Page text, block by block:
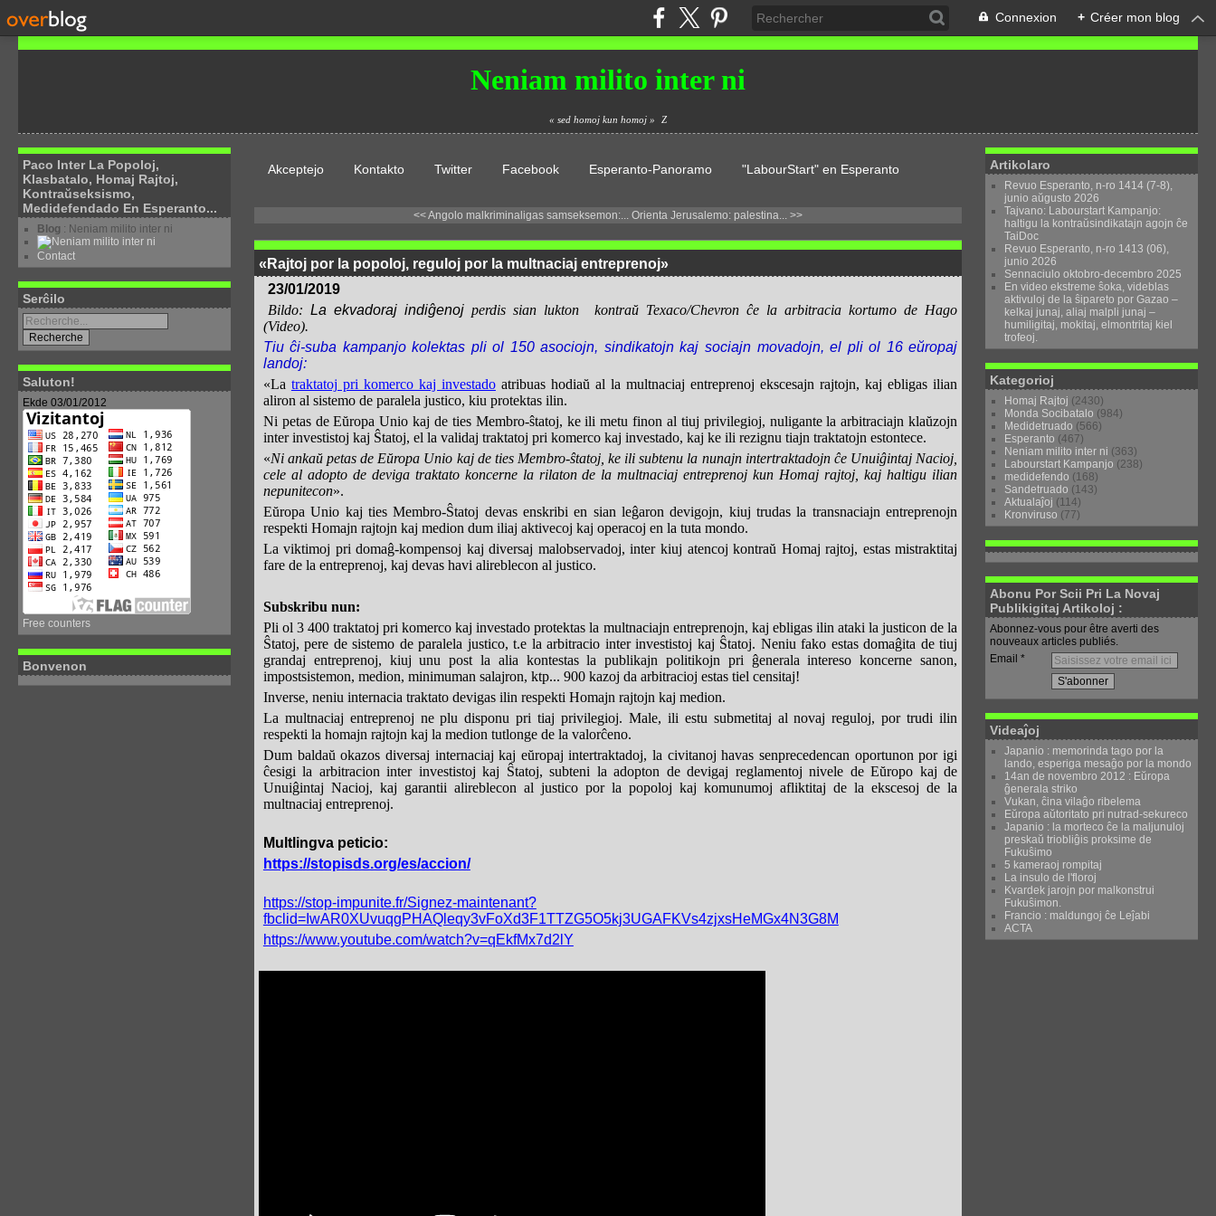
Connexion + Créer mon blog
Neniam milito inter ni
« sed homoj kun homoj » Z
Paco Inter La Popoloj,
Klasbatalo, Homaj Rajtoj,
Kontraŭseksismo,
Medidefendado En Esperanto...
Blog : Neniam milito inter ni
Contact
Serĉilo
Saluton!
Ekde 03/01/2012
Free counters
Bonvenon
Akceptejo Kontakto Twitter Facebook Esperanto-Panoramo "LabourStart" en Esperanto
<< Angolo malkriminaligas samseksemon:... Orienta Jerusalemo: palestina... >>
«Rajtoj por la popoloj, reguloj por la multnaciaj entreprenoj»
23/01/2019
Bildo: La ekvadoraj indiĝenojperdis sian lukton kontraŭ Texaco/Chevron ĉe la arbitracia kortumo de Hago
(Video).
Tiu ĉi-suba kampanjo kolektas pli ol 150 asociojn, sindikatojn kaj sociajn movadojn, el pli ol 16 eŭropaj
landoj:
«La traktatoj pri komerco kaj investadoatribuas hodiaŭ al la multnaciaj entreprenoj ekscesajn rajtojn, kaj ebligas ilian
aliron al sistemo de paralela justico, kiu protektas ilin.
Ni petas de Eŭropa Unio kaj de ties Membro-ŝtatoj, ke ili metu finon al tiuj privilegioj, nuligante la arbitraciajn klaŭzojn
inter investistoj kaj Ŝtatoj, el la validaj traktatoj pri komerco kaj investado, kaj ke ili rezignu tiajn traktatojn estontece.
«Ni ankaŭ petas de Eŭropa Unio kaj de ties Membro-ŝtatoj, ke ili subtenu la nunajn intertraktadojn ĉe Unuiĝintaj Nacioj,
cele al adopto de deviga traktato koncerne la rilaton de la multnaciaj entreprenoj kun Homaj rajtoj, kaj haltigu ilian
nepunitecon».
Eŭropa Unio kaj ties Membro-Ŝtatoj devas enskribi en sian leĝaron devigojn, kiuj trudas la transnaciajn entreprenojn
respekti Homajn rajtojn kaj medion dum iliaj aktivecoj kaj operacoj en la tuta mondo.
La viktimoj pri domaĝ-kompensoj kaj diversaj malobservadoj, inter kiuj atencoj kontraŭ Homaj rajtoj, estas mistraktitaj
fare de la entreprenoj, kaj devas havi alireblecon al justico.
Subskribu nun:
Pli ol 3 400 traktatoj pri komerco kaj investado protektas la multnaciajn entreprenojn, kaj ebligas ilin ataki la justicon de la
Ŝtatoj, pere de sistemo de paralela justico, t.e la arbitracio inter investistoj kaj Ŝtatoj. Neniu fako estas domaĝita de tiuj
grandaj entreprenoj, kiuj unu post la alia kontestas la publikajn politikojn pri ĝenerala intereso koncerne sanon,
impostsistemon, medion, minimuman salajron, ktp... 900 kazoj da arbitracioj estas tiel censitaj!
Inverse, neniu internacia traktato devigas ilin respekti Homajn rajtojn kaj medion.
La multnaciaj entreprenoj ne plu disponu pri tiaj privilegioj. Male, ili estu submetitaj al novaj reguloj, por trudi ilin
respekti la homajn rajtojn kaj la medion tutlonge de la valorĉeno.
Dum baldaŭ okazos diversaj internaciaj kaj eŭropaj intertraktadoj, la civitanoj havas senprecedencan oportunon por igi
ĉesigi la arbitracion inter investistoj kaj Ŝtatoj, subteni la adopton de devigaj reglamentoj nivele de Eŭropo kaj de
Unuiĝintaj Nacioj, kaj garantii alireblecon al justico por la popoloj kaj komunumoj afliktitaj de la ekscesoj de la
multnaciaj entreprenoj.
Multlingva peticio:
https://stopisds.org/es/accion/
https://stop-impunite.fr/Signez-maintenant?
fbclid=IwAR0XUvuqgPHAQleqy3vFoXd3F1TTZG5O5kj3UGAFKVs4zjxsHeMGx4N3G8M
https://www.youtube.com/watch?v=qEkfMx7d2lY
Artikolaro
Revuo Esperanto, n-ro 1414 (7-8),
junio aŭgusto 2026
Tajvano: Labourstart Kampanjo:
haltigu la kontraŭsindikatajn agojn ĉe
TaiDoc
Revuo Esperanto, n-ro 1413 (06),
junio 2026
Sennaciulo oktobro-decembro 2025
En video ekstreme ŝoka, videblas
aktivuloj de la ŝipareto por Gazao –
kelkaj junaj, aliaj malpli junaj –
humiligitaj, mokitaj, elmontritaj kiel
trofeoj.
Kategorioj
Homaj Rajtoj (2430)
Monda Socibatalo (984)
Medidetruado (566)
Esperanto (467)
Neniam milito inter ni (363)
Labourstart Kampanjo (238)
medidefendo (168)
Sandetruado (143)
Aktualaĵoj (114)
Kronviruso (77)
Abonu Por Scii Pri La Novaj
Publikigitaj Artikoloj :
Abonnez-vous pour être averti des
nouveaux articles publiés.
Email
Videaĵoj
Japanio : memorinda tago por la
lando, esperiga mesaĝo por la mondo
14an de novembro 2012 : Eŭropa
ĝenerala striko
Vukan, ĉina vilaĝo ribelema
Eŭropa aŭtoritato pri nutrad-sekureco
Japanio : la morteco ĉe la maljunuloj
preskaŭ triobliĝis proksime de
Fukuŝimo
5 kameraoj rompitaj
La insulo de l'floroj
Kvardek jarojn por malkonstrui
Fukuŝimon.
Francio : maldungoj ĉe Leĵabi
ACTA